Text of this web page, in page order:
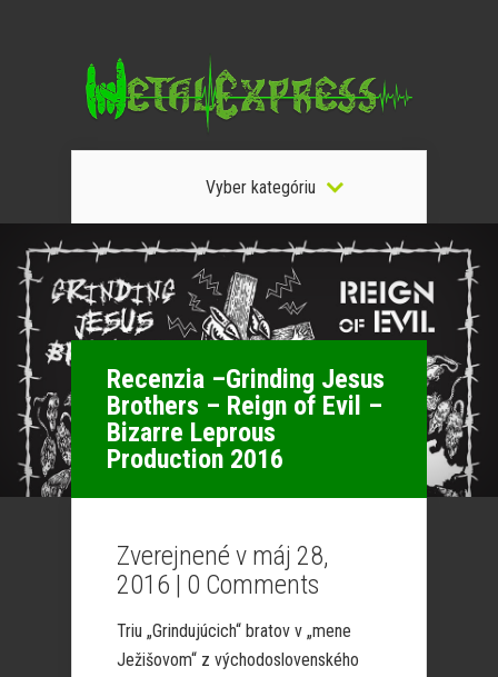
Vyber kategóriu
Recenzia –Grinding Jesus
Brothers – Reign of Evil –
Bizarre Leprous
Production 2016
Zverejnené v máj 28,
2016 | 0 Comments
Triu „Grindujúcich“ bratov v „mene
Ježišovom“ z východoslovenského